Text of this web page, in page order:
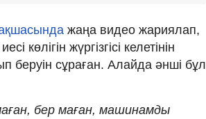
жаңа видео жариялап,
жүргізгісі келетінін
беруін сұраған. Алайда әнші бұл
бер маған, машинамды